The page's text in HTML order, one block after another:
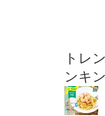
トレ
ンキ